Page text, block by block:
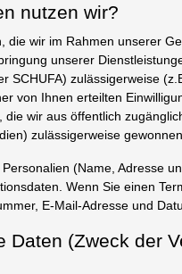
nutzen wir?
wir im Rahmen unserer
unserer
SCHUFA) zulässigerweise
von Ihnen erteilten
wir aus öffentlich
zulässigerweise
(Name, Adresse
Wenn Sie einen
E-Mail-Adresse und
Daten (Zweck der